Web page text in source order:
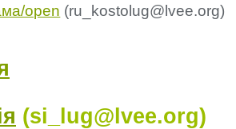
open (ru_kostolug@lvee.org)
(si_lug@lvee.org)